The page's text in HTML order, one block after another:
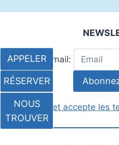
Adresse Email:
J'ai lu et accepte les
APPELER
RÉSERVER
NOUS
TROUVER